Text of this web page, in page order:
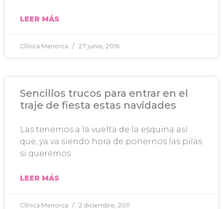
LEER MÁS
Clínica Menorca 27 junio, 2016
Sencillos trucos para entrar en el
traje de fiesta estas navidades
Las tenemos a la vuelta de la esquina así
que, ya va siendo hora de ponernos las pilas
si queremos
LEER MÁS
Clínica Menorca 2 diciembre, 2011